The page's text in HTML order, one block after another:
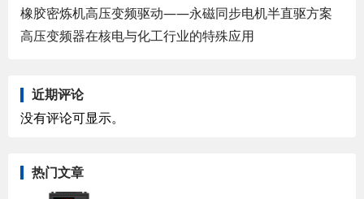
橡胶密炼机高压变频驱动——永磁同步电机半直驱方案
高压变频器在核电与化工行业的特殊应用
近期评论
没有评论可显示。
热门文章